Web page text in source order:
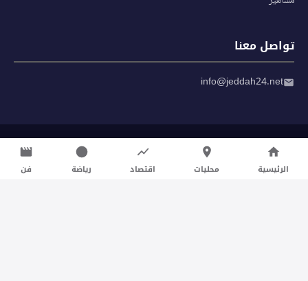
تواصل معنا
info@jeddah24.net
سياسة الخصوصية
شروط الاستخدام
الرئيسية محليات اقتصاد رياضة فن